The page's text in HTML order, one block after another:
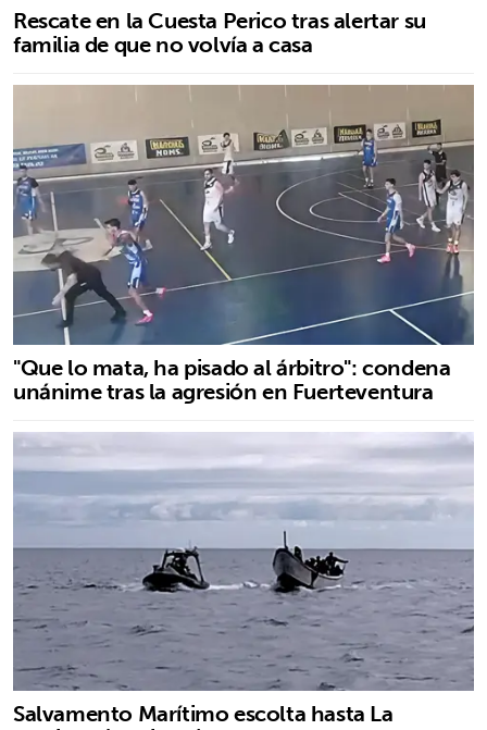
Rescate en la Cuesta Perico tras alertar su
familia de que no volvía a casa
"Que lo mata, ha pisado al árbitro": condena
unánime tras la agresión en Fuerteventura
Salvamento Marítimo escolta hasta La